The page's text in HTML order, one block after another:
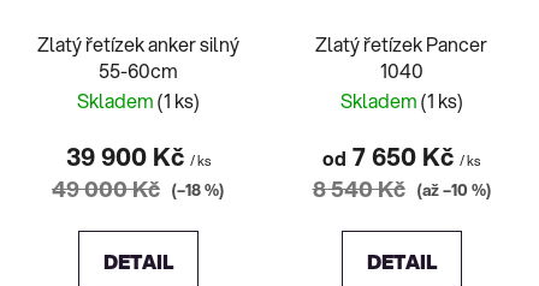
Zlatý řetízek anker silný
55-60cm
Skladem(1 ks)
39 900 Kč / ks
49 000 Kč (–18 %)
DETAIL
Zlatý řetízek Pancer
1040
Skladem(1 ks)
od 7 650 Kč / ks
8 540 Kč (až –10 %)
DETAIL